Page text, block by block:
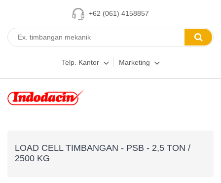
+62 (061) 4158857
Telp. Kantor Marketing
LOAD CELL TIMBANGAN - PSB - 2,5 TON /
2500 KG